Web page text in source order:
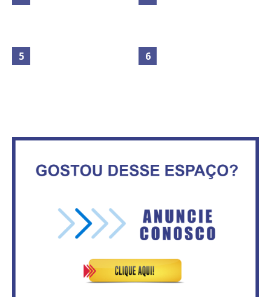
No Brasil do golpe, 61,5 mi de
sustentada por 52 jatos
fazendo o dever de casa, disse
Bolsonaro sobre Previdência